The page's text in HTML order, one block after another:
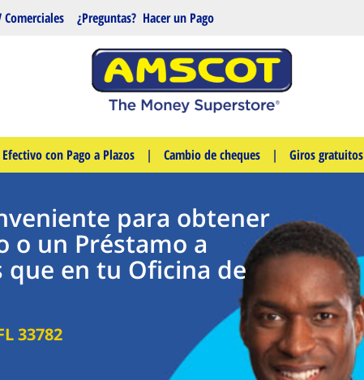
Comerciales ¿Preguntas? Hacer un Pago
con Pago a Plazos | Cambio de cheques | Giros gratuitos
para obtener
o un Préstamo a
que en tu Oficina de
33782